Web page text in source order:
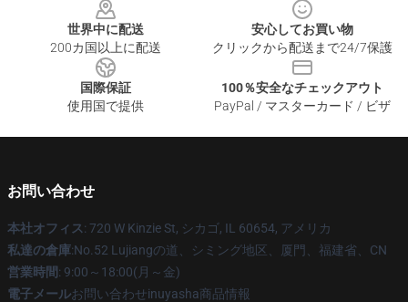
世界中に配送
200カ国以上に配送
安心してお買い物
クリックから配送まで24/7保護
国際保証
使用国で提供
100％安全なチェックアウト
PayPal / マスターカード / ビザ
お問い合わせ
本社オフィス: 720 W Kinzie St, シカゴ, IL 60654, アメリカ
私達の倉庫:No.52 Lujiangの道、シミング地区、厦門、福建省、CN
営業時間: 9:00～18:00(月～金)
電子メールお問い合わせinuyasha商品情報